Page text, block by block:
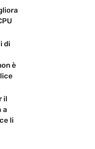
di
è
il
a
li